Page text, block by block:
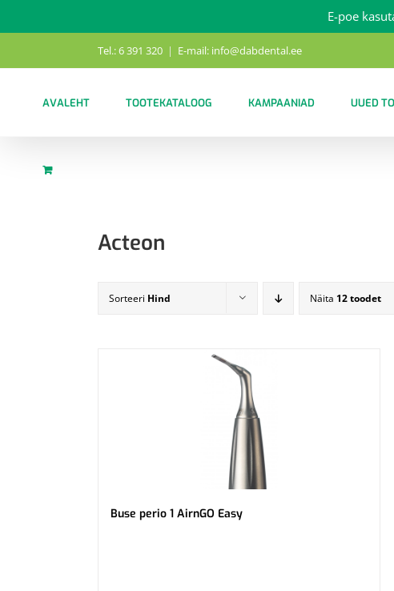
Tel.: 6 391 320 | E-mail: info@dabdental.ee
AVALEHT TOOTEKATALOOG KAMPAANIAD UUED
Acteon
Sorteeri Hind Näita 12 toodet
Buse perio 1 AirnGO Easy
E-poe